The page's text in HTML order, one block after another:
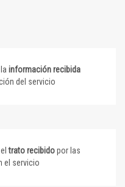
información recibida
del servicio
eltrato recibidopor las
el servicio